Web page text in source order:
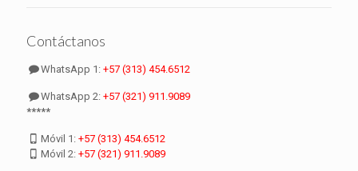
Contáctanos
WhatsApp 1:+57 (313) 454.6512
WhatsApp 2:+57 (321) 911.9089
*****
Móvil 1:+57 (313) 454.6512
Móvil 2:+57 (321) 911.9089